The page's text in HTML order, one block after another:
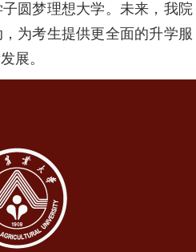
圆梦理想大学。未来，我院
为考生提供更全面的升学服
展。